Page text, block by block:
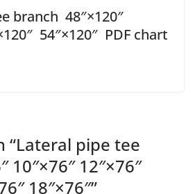
branch 48″×120″
54″×120″ PDF chart
“Lateral pipe tee
10″×76″ 12″×76″
18″×76″”